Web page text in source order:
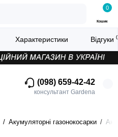
(098) 659-42-42
консультант Gardena
0
Кошик
Акумуляторні газонокосарки
Характеристики Відгуки